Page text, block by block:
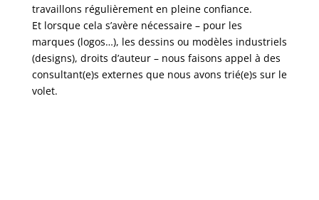
travaillons régulièrement en pleine confiance.
Et lorsque cela s’avère nécessaire – pour les
marques (logos…), les dessins ou modèles industriels
(designs), droits d’auteur – nous faisons appel à des
consultant(e)s externes que nous avons trié(e)s sur le
volet.